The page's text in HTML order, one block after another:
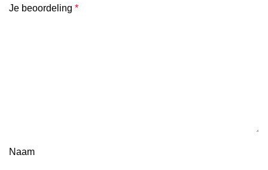
Je beoordeling *
Naam